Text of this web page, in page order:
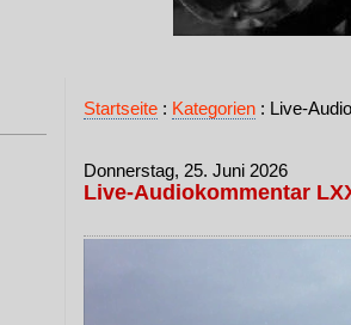
Startseite : Kategorien : Live-
Donnerstag, 25. Juni 2026
Live-Audiokommentar